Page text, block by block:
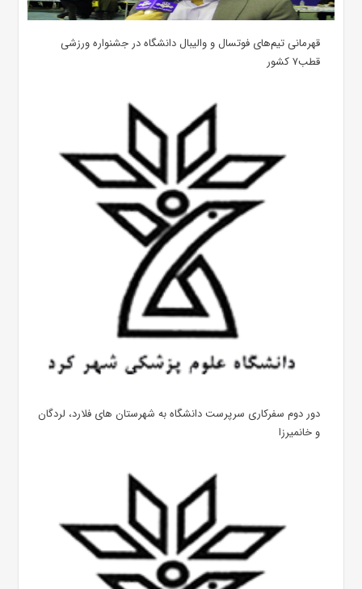
قهرمانی تیم‌های فوتسال و والیبال دانشگاه در جشنواره ورزشی
قطب۷ کشور
دور دوم سفرکاری سرپرست دانشگاه به شهرستان های فلارد، لردگان
و خانمیرزا